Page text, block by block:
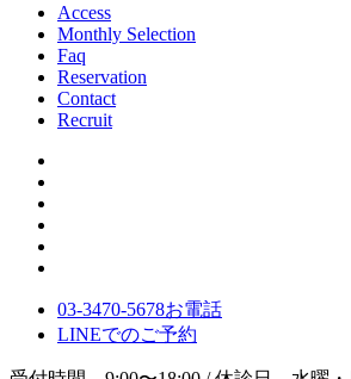
Access
Monthly Selection
Faq
Reservation
Contact
Recruit
03-3470-5678お電話
LINEでのご予約